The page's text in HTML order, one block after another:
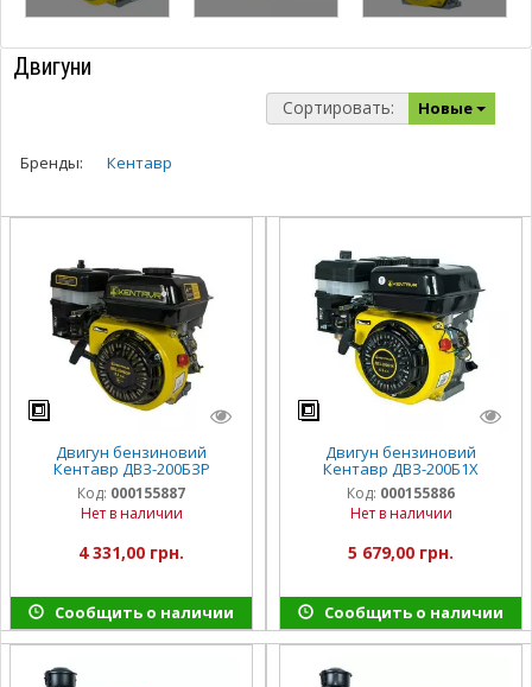
Двигуни
Сортировать: Новые
Бренды: Кентавр
Двигун бензиновий
Кентавр ДВЗ-200БЗР
Код: 000155887
Нет в наличии
4 331,00 грн.
Сообщить о наличии
Двигун бензиновий
Кентавр ДВЗ-200Б1Х
Код: 000155886
Нет в наличии
5 679,00 грн.
Сообщить о наличии